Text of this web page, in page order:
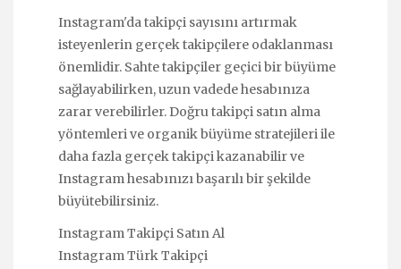
Instagram'da takipçi sayısını artırmak
isteyenlerin gerçek takipçilere odaklanması
önemlidir. Sahte takipçiler geçici bir büyüme
sağlayabilirken, uzun vadede hesabınıza
zarar verebilirler. Doğru takipçi satın alma
yöntemleri ve organik büyüme stratejileri ile
daha fazla gerçek takipçi kazanabilir ve
Instagram hesabınızı başarılı bir şekilde
büyütebilirsiniz.
Instagram Takipçi Satın Al
Instagram Türk Takipçi